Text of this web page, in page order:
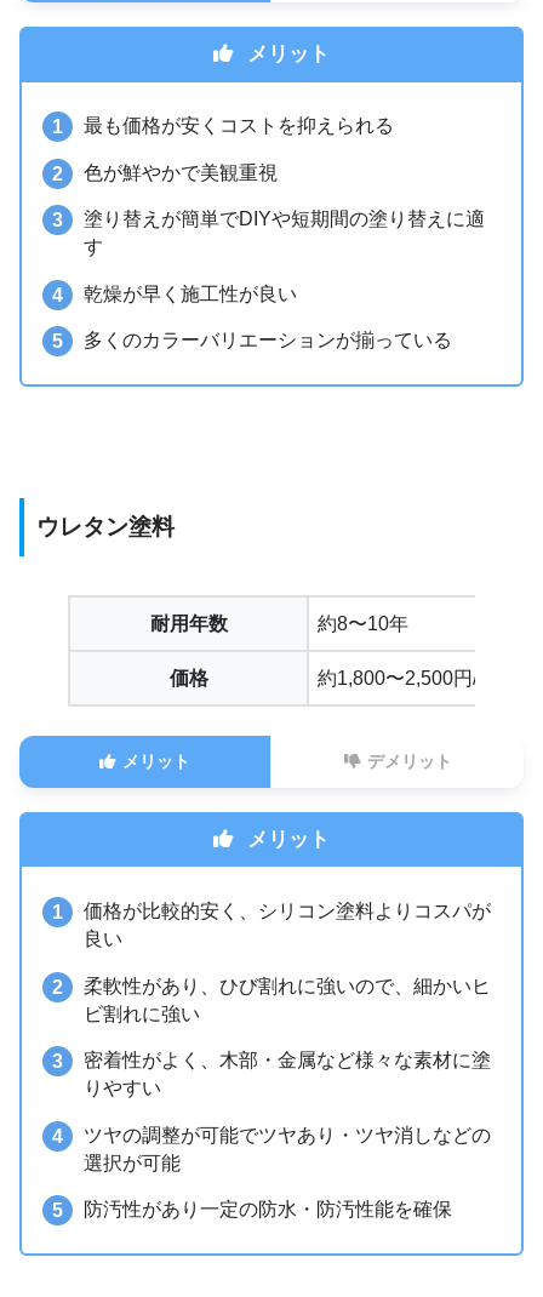
メリット
最も価格が安くコストを抑えられる
色が鮮やかで美観重視
塗り替えが簡単でDIYや短期間の塗り替えに適
す
乾燥が早く施工性が良い
多くのカラーバリエーションが揃っている
ウレタン塗料
耐用年数 約8〜10年
価格 約1,800〜2,500円/㎡
メリット デメリット
メリット
価格が比較的安く、シリコン塗料よりコスパが
良い
柔軟性があり、ひび割れに強いので、細かいヒ
ビ割れに強い
密着性がよく、木部・金属など様々な素材に塗
りやすい
ツヤの調整が可能でツヤあり・ツヤ消しなどの
選択が可能
防汚性があり一定の防水・防汚性能を確保